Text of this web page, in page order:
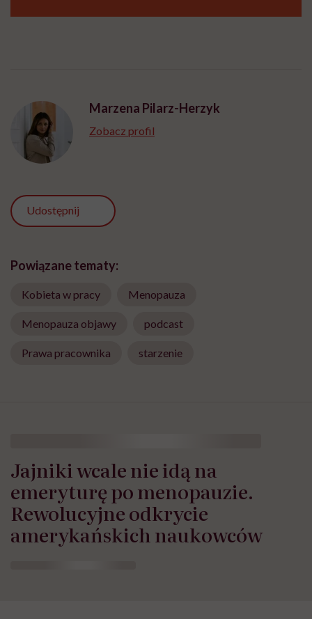
Marzena Pilarz-Herzyk
Zobacz profil
Udostępnij
Powiązane tematy:
Kobieta w pracy Menopauza
Menopauza objawy podcast
Prawa pracownika starzenie
Jajniki wcale nie idą na
emeryturę po menopauzie.
Rewolucyjne odkrycie
amerykańskich naukowców